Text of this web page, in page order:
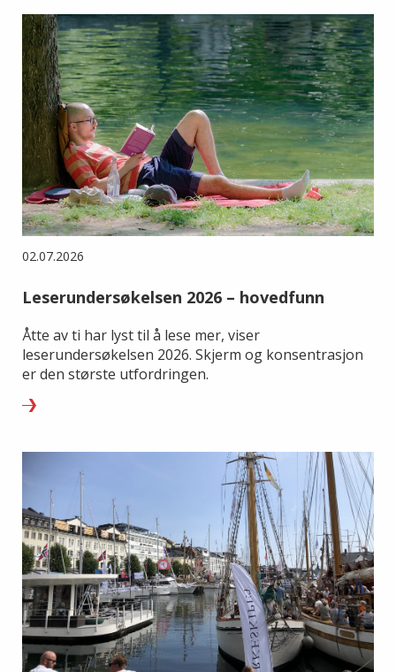
02.07.2026
Leserundersøkelsen 2026 – hovedfunn
Åtte av ti har lyst til å lese mer, viser
leserundersøkelsen 2026. Skjerm og konsentrasjon
er den største utfordringen.